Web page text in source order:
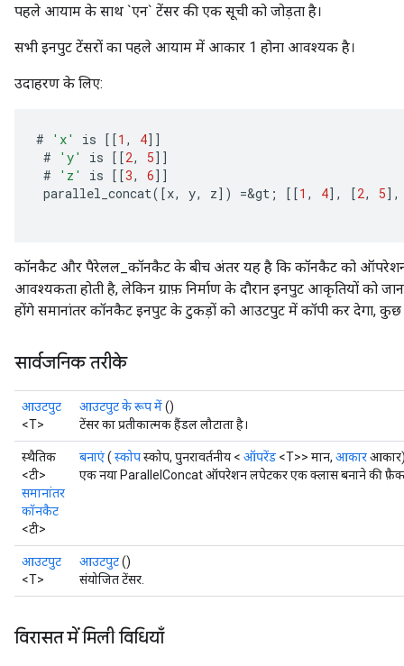
पहले आयाम के साथ `एन` टेंसर की एक सूची को जोड़ता है।
सभी इनपुट टेंसरों का पहले आयाम में आकार 1 होना आवश्यक है।
उदाहरण के लिए:
# 'x' is [[1 , 4]]
#
'y' is [[2, 5]]
#
'z' is [[3, 6]]
parallel_concat( [x, y, z] ) =&gt ; [[1 , 4] , [2, 5] ,
कॉनकैट और पैरेलल_कॉनकैट के बीच अंतर यह है कि कॉनकैट को
आवश्यकता होती है, लेकिन ग्राफ़ निर्माण के दौरान इनपुट आकृतियों को
होंगे समानांतर कॉनकैट इनपुट के टुकड़ों को आउटपुट में कॉपी कर देगा, कुछ
सार्वजनिक तरीके
आउटपुट
<T>
आउटपुट के रूप में()
टेंसर का प्रतीकात्मक हैंडल लौटाता है।
स्थैतिक
<टी>
समानांतर
कॉनकैट
<टी>
बनाएं( स्कोपस्कोप, पुनरावर्तनीय < ऑपरेंड <T>> मान, आकार
एक नया ParallelConcat ऑपरेशन लपेटकर एक क्लास बनाने की
आउटपुट
<T>
आउटपुट()
संयोजित टेंसर.
विरासत में मिली विधियाँ